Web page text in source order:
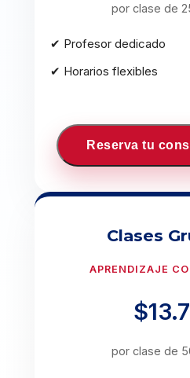
por clase de
✔ Profesor dedicado
✔ Horarios flexibles
Reserva tu
Clases
APRENDIZAJE
por clase de